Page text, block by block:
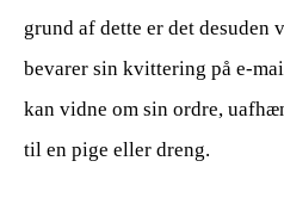
grund af dette er det desuden
bevarer sin kvittering på e-
kan vidne om sin ordre,
til en pige eller dreng.